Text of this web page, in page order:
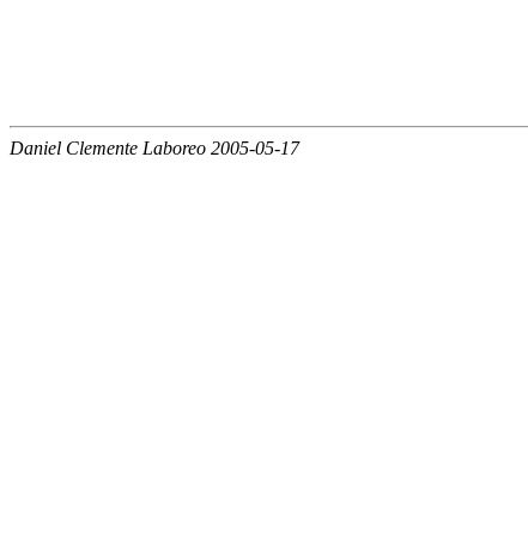
Daniel Clemente Laboreo 2005-05-17